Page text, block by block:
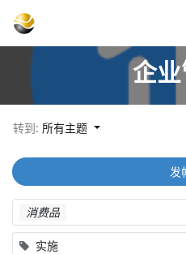
企
转到: 所有主题
消费品
实施
发